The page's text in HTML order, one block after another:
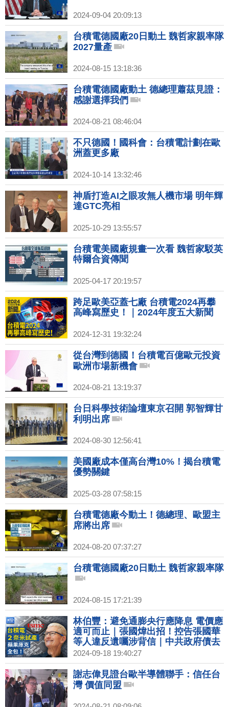
2024-09-04 20:09:13
台積電德國廠20日動土 魏哲家親率隊
2027量產
2024-08-15 13:18:36
台積電德國廠動土 德總理蕭茲見證：
感謝選擇我們
2024-08-21 08:46:04
不只德國！國科會：台積電計劃在歐
洲蓋更多廠
2024-10-14 13:32:46
神盾打造AI之眼攻無人機市場 明年輝
達GTC亮相
2025-10-29 13:55:57
台積電美國廠規畫一次看 魏哲家駁英
特爾合資傳聞
2025-04-17 20:19:57
跨足歐美亞蓋七廠 台積電2024再攀
高峰寫歷史！｜2024年度五大新聞
2024-12-31 19:32:24
從台灣到德國！台積電百億歐元投資
歐洲市場新機會
2024-08-21 13:19:37
台日科學技術論壇東京召開 郭智輝甘
利明出席
2024-08-30 12:56:41
美國廠成本僅高台灣10%！揭台積電
優勢關鍵
2025-03-28 07:58:15
台積電德廠今動土！德總理、歐盟主
席將出席
2024-08-20 07:37:27
台積電德國廠20日動土 魏哲家親率隊
2024-08-15 17:21:39
林伯豐：避免通膨央行應降息 電價應
適可而止｜張國煒出招！控告張國華
等人違反遺囑涉背信｜中共政府債去
年逾70兆 專家：債務將連環爆｜中國
製DUV生產65奈米晶片扯8奈米 遭打
臉
2024-09-18 19:40:27
謝志偉見證台歐半導體聯手：信任台
灣 價值同盟